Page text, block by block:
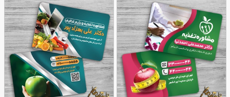
طرح کارت ویزیت کلینیک
تخصصی تغذیه 32
کارت ویزیت پزشک
متخصص تغذیه 30